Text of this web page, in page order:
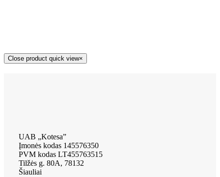
Close product quick view×
UAB „Kotesa”
Įmonės kodas 145576350
PVM kodas LT455763515
Tilžės g. 80A, 78132
Šiauliai